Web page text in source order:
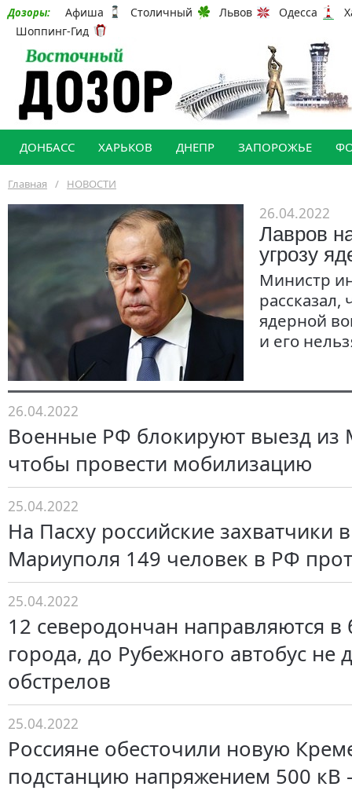
Дозоры: Афиша Столичный Львов Одесса
Шоппинг-Гид
ДОНБАСС ХАРЬКОВ ДНЕПР ЗАПОРОЖЬЕ
Главная / НОВОСТИ
26.04.2022
Лавров
угрозу
Министр
рассказал,
ядерной
и его
26.04.2022
Военные РФ блокируют выезд из
чтобы провести мобилизацию
25.04.2022
На Пасху российские захватчики
Мариуполя 149 человек в РФ
25.04.2022
12 северодончан направляются в
города, до Рубежного автобус не
обстрелов
25.04.2022
Россияне обесточили новую
подстанцию ​​напряжением 500 кВ